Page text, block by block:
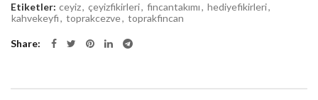
Etiketler: ceyiz, çeyizfikirleri, fincantakımı, hediyefikirleri,
kahvekeyfi, toprakcezve, toprakfincan
Share